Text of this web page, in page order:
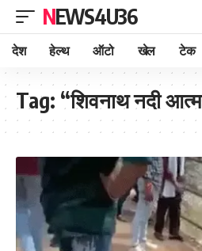
NEWS4U36
देश हेल्थ ऑटो खेल टेक
Tag: “शिवनाथ नदी